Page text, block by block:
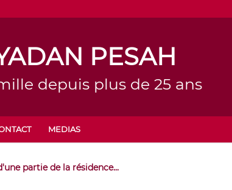
PESAH
depuis plus de 25 ans
MEDIAS
partie de la résidence...